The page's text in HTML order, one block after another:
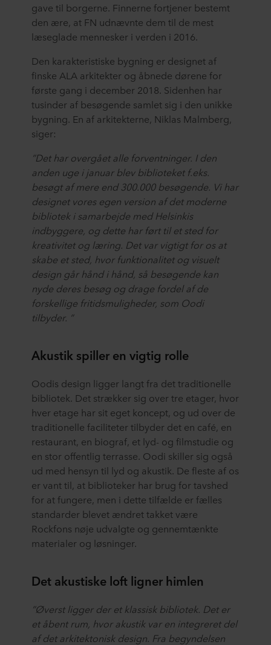
gave til borgerne. Finnerne fortjener bestemt
den ære, at FN udnævnte dem til de mest
læseglade mennesker i verden i 2016.
Den karakteristiske bygning er designet af
finske ALA arkitekter og åbnede dørene for
første gang i december 2018. Sidenhen har
tusinder af besøgende samlet sig i den unikke
bygning. En af arkitekterne, Niklas Malmberg,
siger:
”Det har overgået alle forventninger. I den
anden uge i januar blev biblioteket f.eks.
besøgt af mere end 300.000 besøgende. Vi har
designet vores egen version af det moderne
bibliotek i samarbejde med Helsinkis
indbyggere, og dette har ført til et sted for
kreativitet og læring. Det var vigtigt for os at
skabe et sted, hvor funktionalitet og visuelt
design går hånd i hånd, så besøgende kan
nyde deres besøg og drage fordel af de
forskellige fritidsmuligheder, som Oodi
tilbyder. ”
Akustik spiller en vigtig rolle
Oodis design ligger langt fra det traditionelle
bibliotek. Det strækker sig over tre etager, hvor
hver etage har sit eget koncept, og ud over de
traditionelle faciliteter tilbyder det en café, en
restaurant, en biograf, et lyd- og filmstudie og
en stor offentlig terrasse. Oodi skiller sig også
ud med hensyn til lyd og akustik. De fleste af os
er vant til, at biblioteker har brug for tavshed
for at fungere, men i dette tilfælde er fælles
standarder blevet ændret takket være
Rockfons nøje udvalgte og gennemtænkte
materialer og løsninger.
Det akustiske loft ligner himlen
”Øverst ligger der et klassisk bibliotek. Det er
et åbent rum, hvor akustik var en integreret del
af det arkitektonisk design. Fra begyndelsen